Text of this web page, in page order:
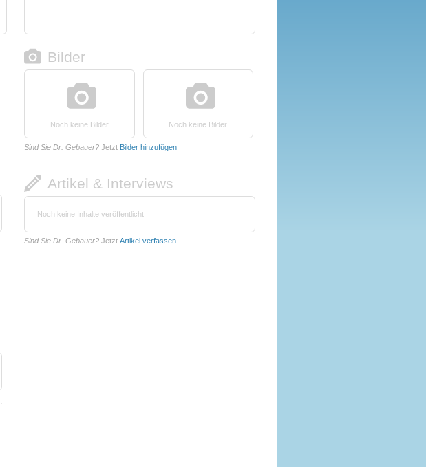
.
Bilder
Noch keine Bilder Noch keine Bilder
Sind Sie Dr. Gebauer? Jetzt Bilder hinzufügen
Artikel & Interviews
Noch keine Inhalte veröffentlicht
Sind Sie Dr. Gebauer? Jetzt Artikel verfassen